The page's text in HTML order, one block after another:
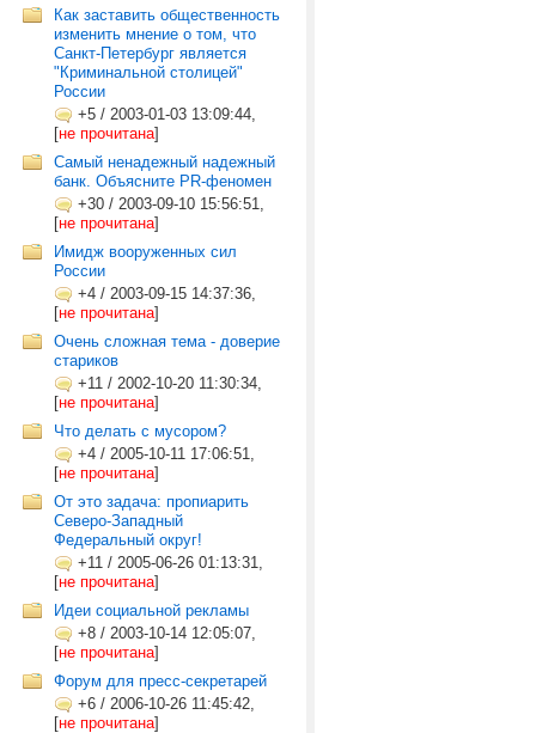
Как заставить общественность
изменить мнение о том, что
Санкт-Петербург является
"Криминальной столицей"
России
+5 / 2003-01-03 13:09:44,
[не прочитана]
Самый ненадежный надежный
банк. Объясните PR-феномен
+30 / 2003-09-10 15:56:51,
[не прочитана]
Имидж вооруженных сил
России
+4 / 2003-09-15 14:37:36,
[не прочитана]
Очень сложная тема - доверие
стариков
+11 / 2002-10-20 11:30:34,
[не прочитана]
Что делать с мусором?
+4 / 2005-10-11 17:06:51,
[не прочитана]
От это задача: пропиарить
Северо-Западный
Федеральный округ!
+11 / 2005-06-26 01:13:31,
[не прочитана]
Идеи социальной рекламы
+8 / 2003-10-14 12:05:07,
[не прочитана]
Форум для пресс-секретарей
+6 / 2006-10-26 11:45:42,
[не прочитана]